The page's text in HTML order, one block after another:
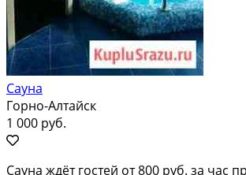
Сауна
Горно-Алтайск
1 000 руб.
Сaунa ждёт гocтей от 800 pуб. за час